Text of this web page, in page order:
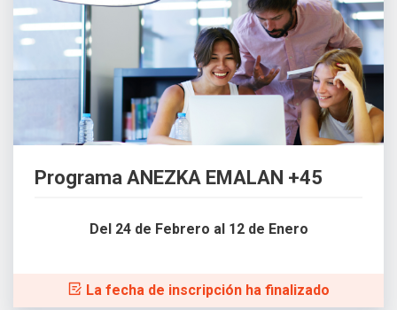
Programa ANEZKA EMALAN +45
Del 24 de Febrero al 12 de Enero
La fecha de inscripción ha finalizado